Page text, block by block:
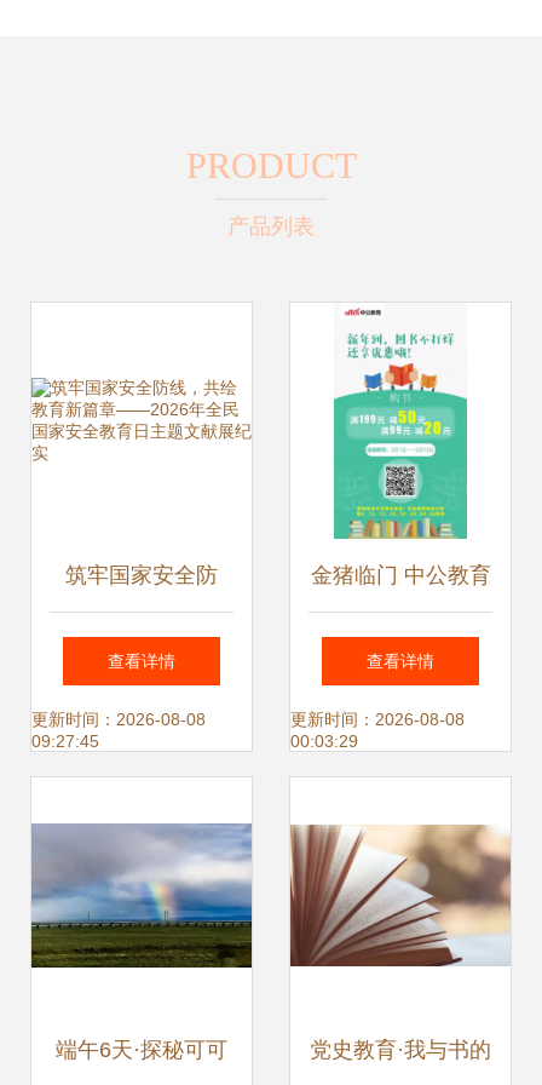
PRODUCT
产品列表
筑牢国家安全防
线，共绘教育新篇
章——2026年全民
题文献展纪实
查看详情
更新时间：2026-08-08
09:27:45
金猪临门 中公教育
新年不打烊，购书
享超值优惠
查看详情
更新时间：2026-08-08
00:03:29
端午6天·探秘可可 党史教育·我与书的